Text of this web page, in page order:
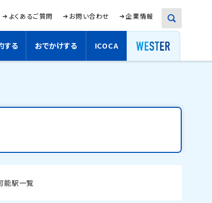
する おでかけする ICOCA
新
規
開
新
ウ
イ
ン
ド
ま
よくあるご質問 お問い合わせ
新
ウ
ド
ま
企業情報
検
索
イト内検索
能駅一覧